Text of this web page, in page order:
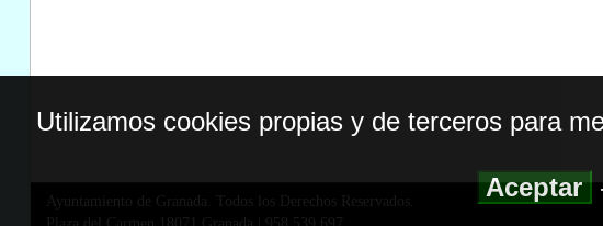
Ayuntamiento de Granada. Todos los Derechos Reservados.
Utilizamos cookies propias y de terceros para
Aceptar